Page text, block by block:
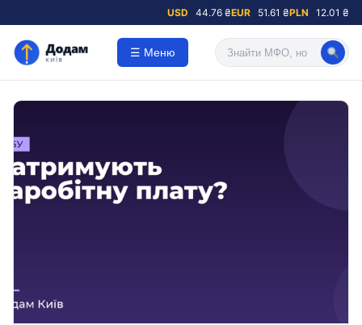
USD 44.76 ₴EUR 51.61 ₴PLN 12.01 ₴
☰ Меню